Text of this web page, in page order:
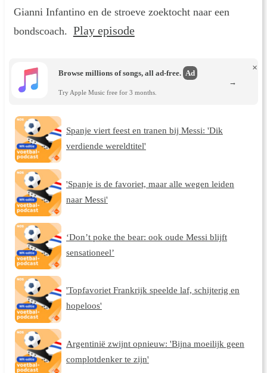
Gianni Infantino en de stroeve zoektocht naar een
bondscoach. Play episode
Browse millions of songs, all ad-free. Ad
Try Apple Music free for 3 months.
×
→
Spanje viert feest en tranen bij Messi: 'Dik
verdiende wereldtitel'
'Spanje is de favoriet, maar alle wegen leiden
naar Messi'
‘Don’t poke the bear: ook oude Messi blijft
sensationeel’
'Topfavoriet Frankrijk speelde laf, schijterig en
hopeloos'
Argentinië zwijnt opnieuw: 'Bijna moeilijk geen
complotdenker te zijn'